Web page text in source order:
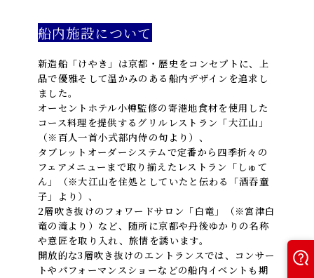
船内施設について
新造船「けやき」は京都・歴史をコンセプトに、上
品で優雅そして温かみのある船内デザインを追求し
ました。
オーセントホテル小樽監修の寄港地食材を使用した
コース料理を提供するグリルレストラン「大江山」
（※百人一首小式部内侍の句より）、
タブレットオーダーシステムで定番から四季折々の
フェアメニューまで取り揃えたレストラン「しゅて
ん」（※大江山を住処としていたと伝わる「酒吞童
子」より）、
2層吹き抜けのフォワードサロン「白竜」（※宮津白
竜の滝より）など、随所に京都や丹後ゆかりの名称
や意匠を取り入れ、旅情を誘います。
開放的な3層吹き抜けのエントランスでは、コンサー
トやパフォーマンスショーなどの船内イベントも期